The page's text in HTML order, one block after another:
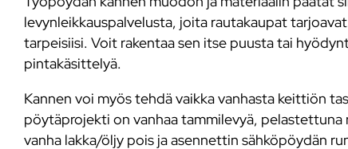
levynleikkauspalvelusta, joita rautakaupat
tarpeisiisi. Voit rakentaa sen itse puusta tai
pintakäsittelyä.
Kannen voi myös tehdä vaikka vanhasta keittiön
pöytäprojekti on vanhaa tammilevyä,
vanha lakka/öljy pois ja asennettin sähköpöydän